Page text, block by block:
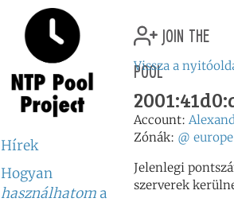
Hírek
Hogyan
használhatom a
join the
pool
Vissza a
Account:
Zónák: @ europe
Jelenlegi
szerverek